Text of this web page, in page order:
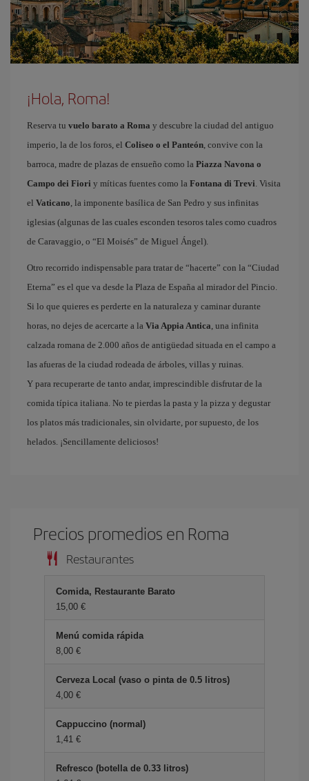
¡Hola, Roma!
Reserva tu vuelo barato a Roma y descubre la ciudad del antiguo
imperio, la de los foros, el Coliseo o el Panteón, convive con la
barroca, madre de plazas de ensueño como la Piazza Navona o
Campo dei Fiori y míticas fuentes como la Fontana di Trevi. Visita
el Vaticano, la imponente basílica de San Pedro y sus infinitas
iglesias (algunas de las cuales esconden tesoros tales como cuadros
de Caravaggio, o “El Moisés” de Miguel Ángel).
Otro recorrido indispensable para tratar de “hacerte” con la “Ciudad
Eterna” es el que va desde la Plaza de España al mirador del Pincio.
Si lo que quieres es perderte en la naturaleza y caminar durante
horas, no dejes de acercarte a la Via Appia Antica, una infinita
calzada romana de 2.000 años de antigüedad situada en el campo a
las afueras de la ciudad rodeada de árboles, villas y ruinas.
Y para recuperarte de tanto andar, imprescindible disfrutar de la
comida típica italiana. No te pierdas la pasta y la pizza y degustar
los platos más tradicionales, sin olvidarte, por supuesto, de los
helados. ¡Sencillamente deliciosos!
Precios promedios en Roma
Restaurantes
Comida, Restaurante Barato
15,00 €
Menú comida rápida
8,00 €
Cerveza Local (vaso o pinta de 0.5 litros)
4,00 €
Cappuccino (normal)
1,41 €
Refresco (botella de 0.33 litros)